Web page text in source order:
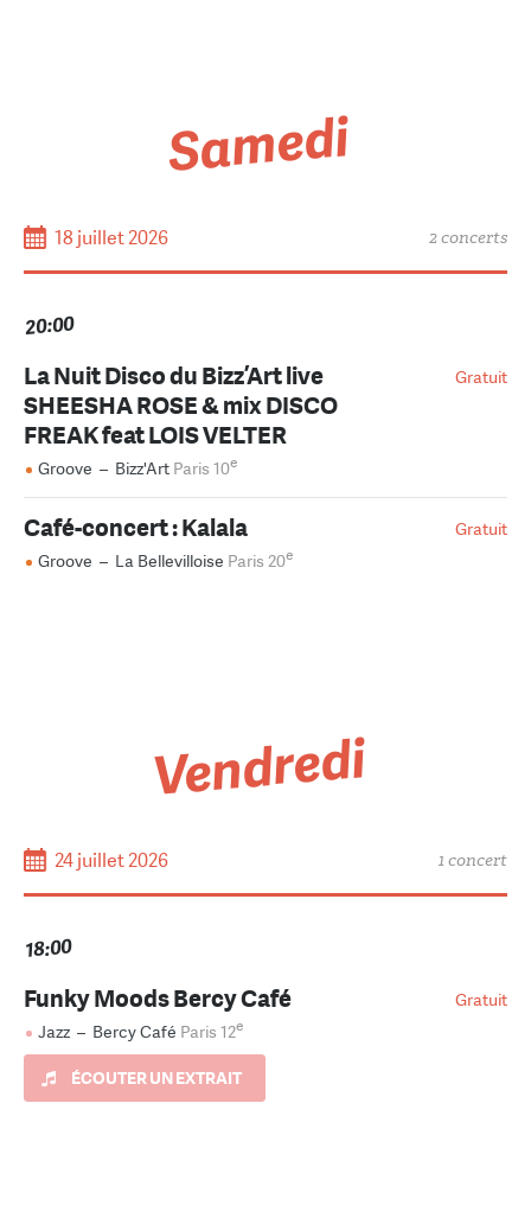
Samedi
18 juillet 2026 2 concerts
20:00
Gratuit
La Nuit Disco du Bizz’Art live
SHEESHA ROSE & mix DISCO
FREAK feat LOIS VELTER
Groove – Bizz'Art Paris 10e
Gratuit
Café-concert : Kalala
Groove – La Bellevilloise Paris 20e
Vendredi
24 juillet 2026 1 concert
18:00
Gratuit
Funky Moods Bercy Café
Jazz – Bercy Café Paris 12e
ÉCOUTER UN EXTRAIT